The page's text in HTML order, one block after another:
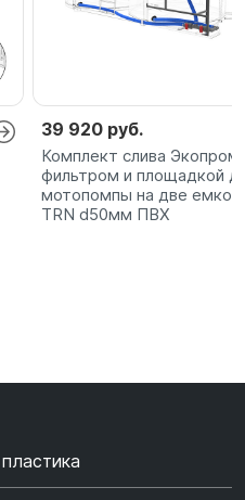
39 920 руб.
Комплект слива Экопром
фильтром и площадкой
мотопомпы на две
TRN d50мм ПВХ